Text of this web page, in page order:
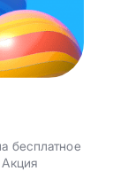
бесплатное